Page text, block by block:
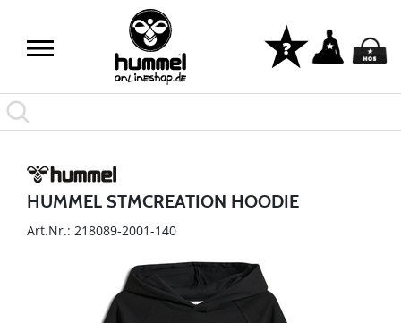
HUMMEL STMCREATION HOODIE
Art.Nr.: 218089-2001-140